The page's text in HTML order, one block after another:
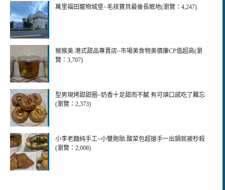
萬里福田竉物城堡~毛孩寶貝最後長眠地(瀏覽：4,247)
猴猴美.港式甜品專賣店~市場美食物美價廉CP值超高(瀏
覽：3,707)
型男現烤甜甜圈~奶香十足甜而不膩 有可頌口感吃了難忘
(瀏覽：2,373)
小李老麵純手工~小雙胞胎.酸菜包超搶手一出鍋就被杪殺
(瀏覽：2,008)